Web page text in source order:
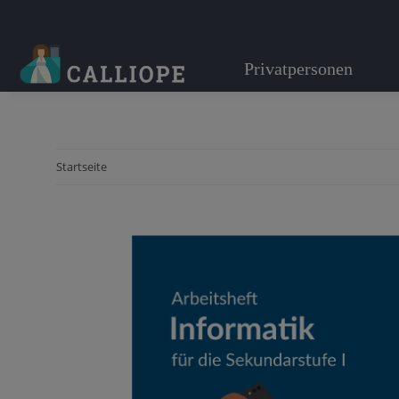
Privatpersonen
Startseite